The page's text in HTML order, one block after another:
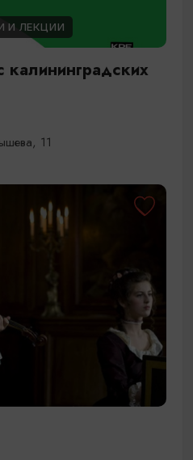
И ЛЕКЦИИ
11